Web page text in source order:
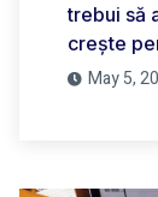
trebui să
crește
May 5,